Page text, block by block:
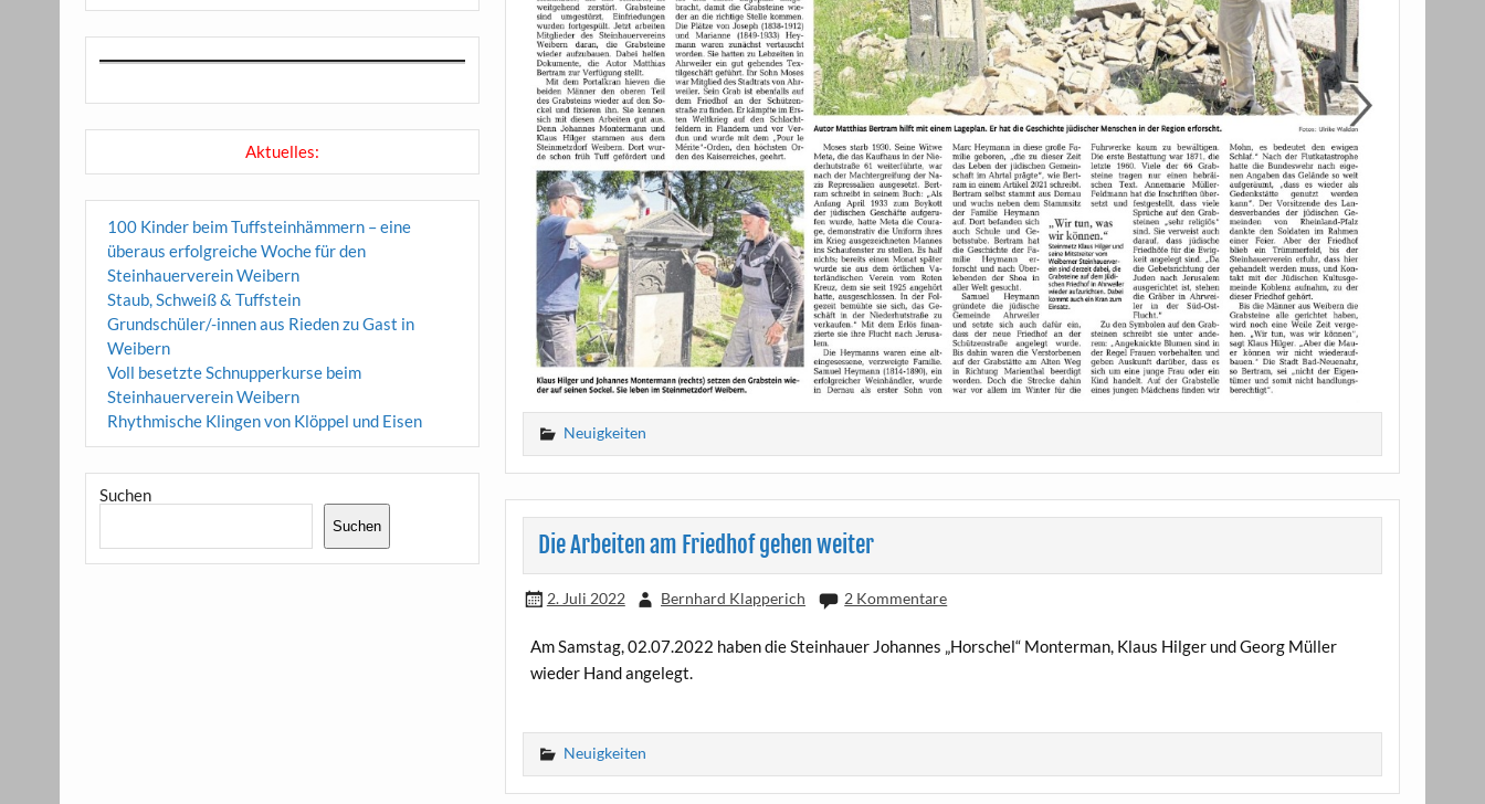
Neuigkeiten
Die Arbeiten am Friedhof gehen weiter
2. Juli 2022 Bernhard Klapperich 2 Kommentare
Am Samstag, 02.07.2022 haben die Steinhauer Johannes „Horschel“ Monterman, Klaus Hilger und Georg Müller
wieder Hand angelegt.
Neuigkeiten
Aktuelles:
100 Kinder beim Tuffsteinhämmern – eine
überaus erfolgreiche Woche für den
Steinhauerverein Weibern
Staub, Schweiß & Tuffstein
Grundschüler/-innen aus Rieden zu Gast in
Weibern
Voll besetzte Schnupperkurse beim
Steinhauerverein Weibern
Rhythmische Klingen von Klöppel und Eisen
Suchen
Suchen